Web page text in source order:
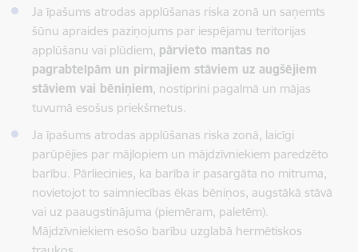
Ja īpašums atrodas applūšanas riska zonā un saņemts
šūnu apraides paziņojums par iespējamu teritorijas
applūšanu vai plūdiem, pārvieto mantas no
pagrabtelpām un pirmajiem stāviem uz augšējiem
stāviem vai bēniņiem, nostiprini pagalmā un mājas
tuvumā esošus priekšmetus.
Ja īpašums atrodas applūšanas riska zonā, laicīgi
parūpējies par mājlopiem un mājdzīvniekiem paredzēto
barību. Pārliecinies, ka barība ir pasargāta no mitruma,
novietojot to saimniecības ēkas bēniņos, augstākā stāvā
vai uz paaugstinājuma (piemēram, paletēm).
Mājdzīvniekiem esošo barību uzglabā hermētiskos